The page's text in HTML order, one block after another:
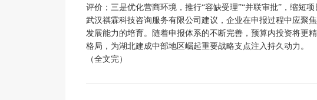
评价；三是优化营商环境，推行“容缺受理”“并联审批”，缩短项
武汉祺霖科技咨询服务有限公司建议，企业在申报过程中应聚
发展能力的培育。随着申报体系的不断完善，预算内投资将更
格局，为湖北建成中部地区崛起重要战略支点注入持久动力。
（全文完）